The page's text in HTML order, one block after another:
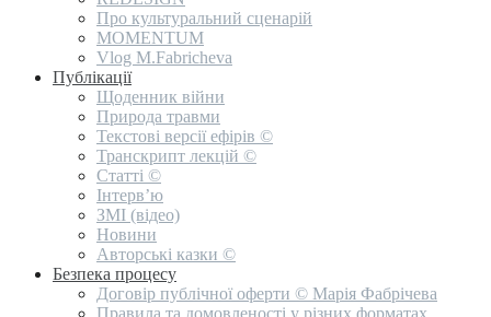
Про культуральний сценарій
MOMENTUM
Vlog M.Fabricheva
Публікації
Щоденник війни
Природа травми
Текстові версії ефірів ©
Транскрипт лекцій ©
Статті ©
Інтерв’ю
ЗМІ (відео)
Новини
Авторські казки ©
Безпека процесу
Договір публічної оферти © Марія Фабрічева
Правила та домовленості у різних форматах